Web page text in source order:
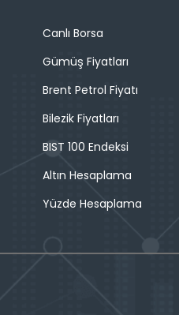
Canlı Borsa
Gümüş Fiyatları
Brent Petrol Fiyatı
Bilezik Fiyatları
BIST 100 Endeksi
Altın Hesaplama
Yüzde Hesaplama